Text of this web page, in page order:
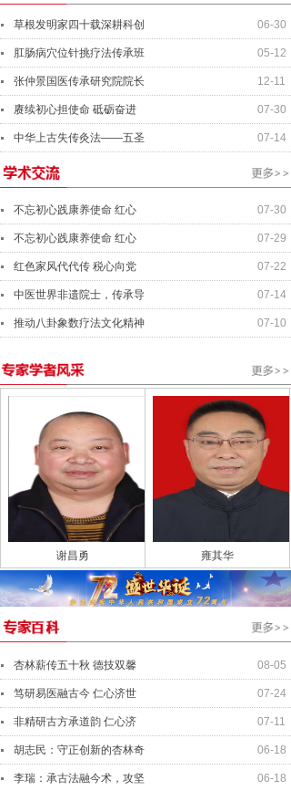
06-30
草根发明家四十载深耕科创
05-12
肛肠病穴位针挑疗法传承班
12-11
张仲景国医传承研究院院长
07-30
赓续初心担使命 砥砺奋进
07-14
中华上古失传灸法——五圣
07-30
不忘初心践康养使命 红心
07-29
不忘初心践康养使命 红心
07-22
红色家风代代传 税心向党
07-14
中医世界非遗院士，传承导
07-10
推动八卦象数疗法文化精神
谢昌勇 雍其华
08-05
杏林薪传五十秋 德技双馨
07-24
笃研易医融古今 仁心济世
07-11
非精研古方承道韵 仁心济
06-18
胡志民：守正创新的杏林奇
06-18
李瑞：承古法融今术，攻坚